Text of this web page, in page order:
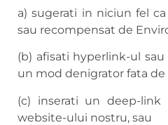
a) sugerati in niciun fel
sau recompensat de
(b) afisati hyperlink-ul
un mod denigrator fata de
(c) inserati un deep-
website-ului nostru, sau